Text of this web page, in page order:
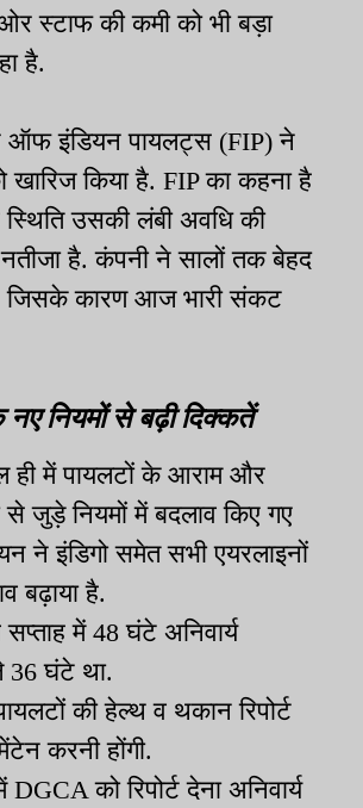
स्टाफ की कमी को भी बड़ा
है.
ऑफ इंडियन पायलट्स (FIP) ने
खारिज किया है. FIP का कहना है
स्थिति उसकी लंबी अवधि की
नतीजा है. कंपनी ने सालों तक बेहद
कारण आज भारी संकट
नियमों से बढ़ी दिक्कतें
ही में पायलटों के आराम और
से जुड़े नियमों में बदलाव किए गए
ने इंडिगो समेत सभी एयरलाइनों
बढ़ाया है.
में 48 घंटे अनिवार्य
36 घंटे था.
की हेल्थ व थकान रिपोर्ट
करनी होंगी.
को रिपोर्ट देना अनिवार्य